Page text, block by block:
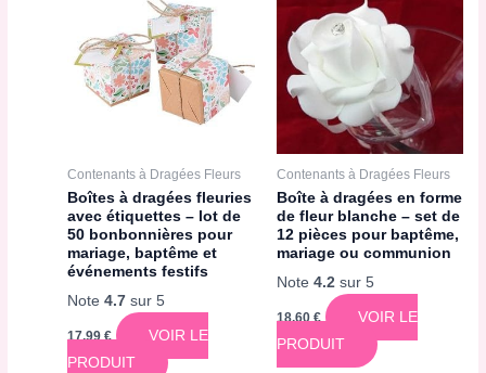
Contenants à Dragées Fleurs
Boîtes à dragées fleuries
avec étiquettes – lot de
50 bonbonnières pour
mariage, baptême et
événements festifs
Note4.7 sur 5
17,99€
VOIR LE
PRODUIT
Contenants à Dragées Fleurs
Boîte à dragées en forme
de fleur blanche – set de
12 pièces pour baptême,
mariage ou communion
Note 4.2sur 5
18,60€
VOIR LE
PRODUIT